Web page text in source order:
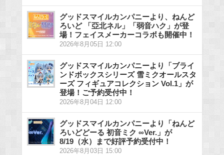
グッドスマイルカンパニーより、ねんど
ろいど 「亞北ネル」「弱音ハク」が登
場！フェイスメーカーコラボも開催中！
2026年8月05日 12:00
グッドスマイルカンパニーより「ブライ
ンドボックスシリーズ 雪ミクオールスタ
ーズ フィギュアコレクション Vol.1」が
登場！ご予約受付中！
2026年8月04日 12:00
グッドスマイルカンパニーより「ねんど
ろいどどーる 初音ミク ∞Ver.」が
8/19（水）まで好評予約受付中！
2026年8月03日 15:00